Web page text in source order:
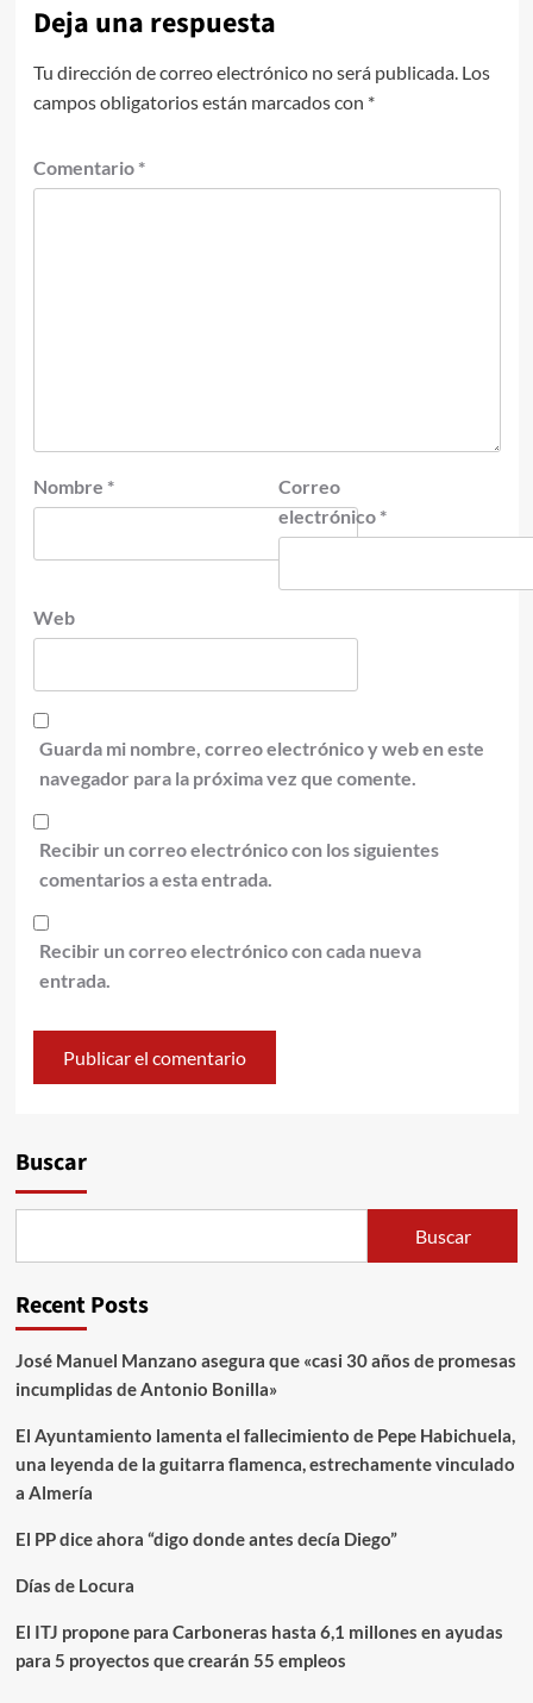
Deja una respuesta
Tu dirección de correo electrónico no será publicada. Los
campos obligatorios están marcados con *
Comentario *
Nombre *
Correo
electrónico *
Web
Guarda mi nombre, correo electrónico y web en este
navegador para la próxima vez que comente.
Recibir un correo electrónico con los siguientes
comentarios a esta entrada.
Recibir un correo electrónico con cada nueva
entrada.
Buscar
Buscar
Recent Posts
José Manuel Manzano asegura que «casi 30 años de promesas
incumplidas de Antonio Bonilla»
El Ayuntamiento lamenta el fallecimiento de Pepe Habichuela,
una leyenda de la guitarra flamenca, estrechamente vinculado
a Almería
El PP dice ahora “digo donde antes decía Diego”
Días de Locura
El ITJ propone para Carboneras hasta 6,1 millones en ayudas
para 5 proyectos que crearán 55 empleos